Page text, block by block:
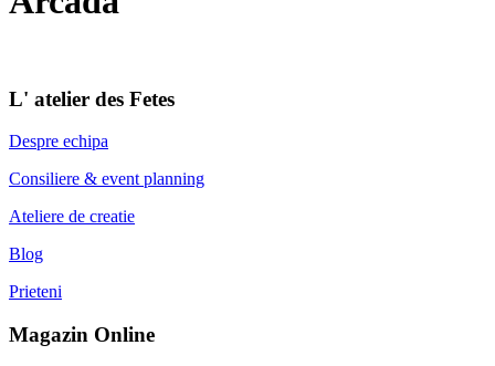
L' atelier des Fetes
Despre echipa
Consiliere & event planning
Ateliere de creatie
Blog
Prieteni
Magazin Online